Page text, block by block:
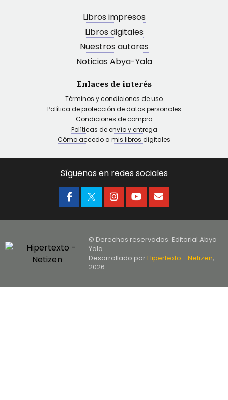
Libros impresos
Libros digitales
Nuestros autores
Noticias Abya-Yala
Enlaces de interés
Términos y condiciones de uso
Política de protección de datos personales
Condiciones de compra
Políticas de envío y entrega
Cómo accedo a mis libros digitales
Síguenos en redes sociales
© Derechos reservados. Editorial Abya
Yala
Desarrollado porHipertexto - Netizen,
2026